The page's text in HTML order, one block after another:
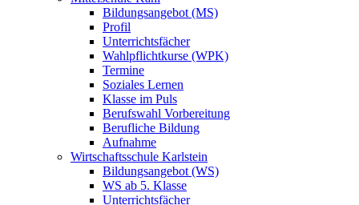
Bildungsangebot (MS)
Profil
Unterrichtsfächer
Wahlpflichtkurse (WPK)
Termine
Soziales Lernen
Klasse im Puls
Berufswahl Vorbereitung
Berufliche Bildung
Aufnahme
Wirtschaftsschule Karlstein
Bildungsangebot (WS)
WS ab 5. Klasse
Unterrichtsfächer